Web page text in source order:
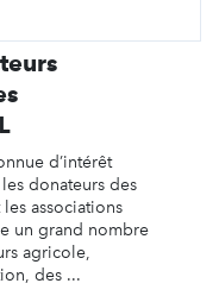
d’intérêt
donateurs des
associations
un grand nombre
agricole,
des ...